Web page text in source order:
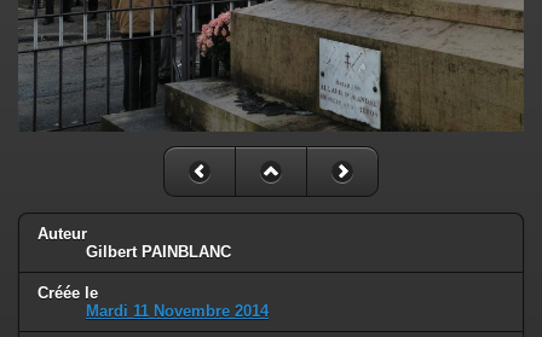
Auteur
Gilbert PAINBLANC
Créée le
Mardi 11 Novembre 2014